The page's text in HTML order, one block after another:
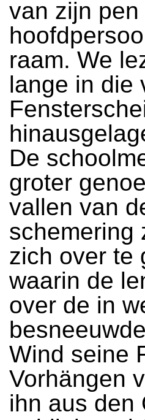
van zijn
raam. We
lange in die
De
groter
vallen van
schemering
zich over te
waarin de
over de in
Wind seine
Vorhängen
ihn aus den